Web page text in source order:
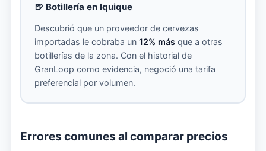
🍺 Botillería en Iquique
Descubrió que un proveedor de cervezas
importadas le cobraba un12% más que a otras
botillerías de la zona. Con el historial de
GranLoop como evidencia, negoció una tarifa
preferencial por volumen.
Errores comunes al comparar precios